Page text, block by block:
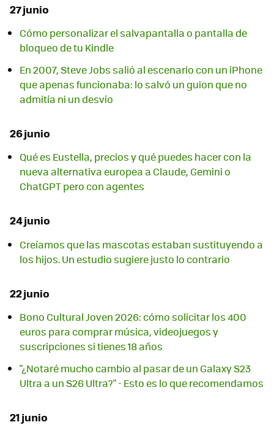
27 junio
Cómo personalizar el salvapantalla o pantalla de
bloqueo de tu Kindle
En 2007, Steve Jobs salió al escenario con un iPhone
que apenas funcionaba: lo salvó un guion que no
admitía ni un desvío
26 junio
Qué es Eustella, precios y qué puedes hacer con la
nueva alternativa europea a Claude, Gemini o
ChatGPT pero con agentes
24 junio
Creíamos que las mascotas estaban sustituyendo a
los hijos. Un estudio sugiere justo lo contrario
22 junio
Bono Cultural Joven 2026: cómo solicitar los 400
euros para comprar música, videojuegos y
suscripciones si tienes 18 años
"¿Notaré mucho cambio al pasar de un Galaxy S23
Ultra a un S26 Ultra?" - Esto es lo que recomendamos
21 junio